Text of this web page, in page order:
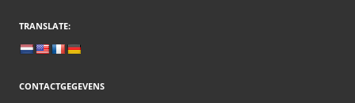
TRANSLATE:
CONTACTGEGEVENS